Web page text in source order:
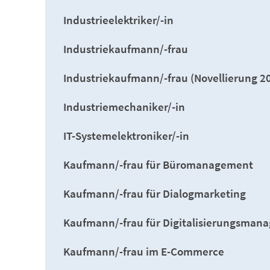
Industrieelektriker/-in
Industriekaufmann/-frau
Industriekaufmann/-frau (Novellierung
Industriemechaniker/-in
IT-Systemelektroniker/-in
Kaufmann/-frau für Büromanagement
Kaufmann/-frau für Dialogmarketing
Kaufmann/-frau für
Kaufmann/-frau im E-Commerce